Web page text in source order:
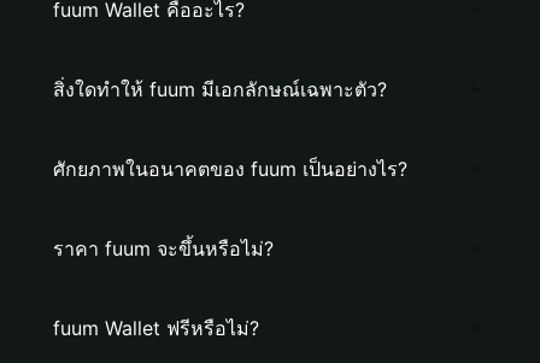
fuum Wallet คืออะไร?
สิ่งใดทำให้ fuum มีเอกลักษณ์เฉพาะตัว?
ศักยภาพในอนาคตของ fuum เป็นอย่างไร?
ราคา fuum จะขึ้นหรือไม่?
fuum Wallet ฟรีหรือไม่?